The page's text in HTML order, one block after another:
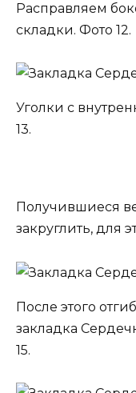
Расправляем
складки. Фото 12.
Уголки с
13.
Получившиеся
закруглить, для
После этого
закладка
15.